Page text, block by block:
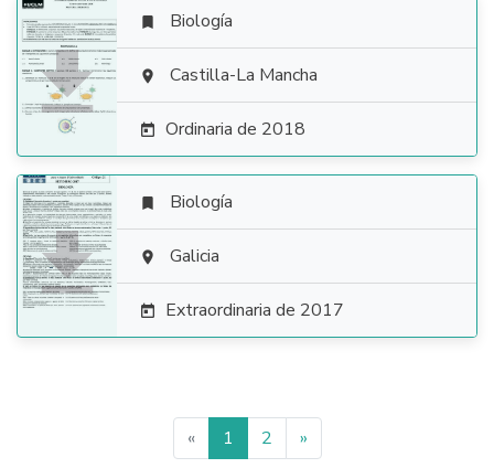

 Biología
 Castilla-La Mancha
 Ordinaria de 2018

 Biología
 Galicia
 Extraordinaria de 2017
« 1 2 »